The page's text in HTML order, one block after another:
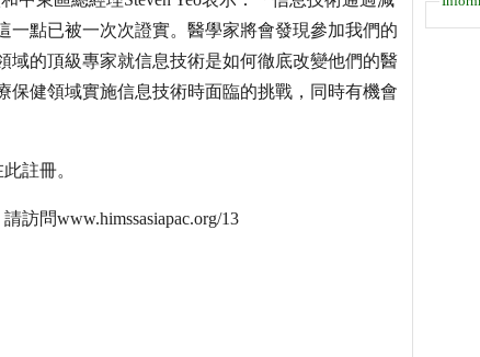
點已被一次次證實。醫學家將會發現參加我們的
域的頂級專家就信息技術是如何徹底改變他們的醫
健領域實施信息技術時面臨的挑戰，同時有機會
註冊。
訪問www.himssasiapac.org/13